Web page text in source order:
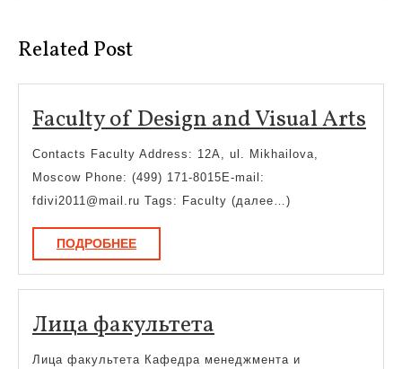
Related Post
Faculty of Design and Visual Arts
Contacts Faculty Address: 12A, ul. Mikhailova,
Moscow Phone: (499) 171-8015E-mail:
fdivi2011@mail.ru Tags: Faculty (далее…)
ПОДРОБНЕЕПОДРОБНЕЕ
Лица факультетаЛица
факультета
Лица факультета Кафедра менеджмента и